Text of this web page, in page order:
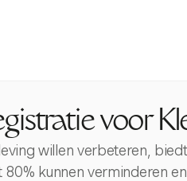
voor
willen verbeteren,
kunnen verminderen